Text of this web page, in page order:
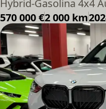
Hybrid-Gasolina 4x4
570 000 €2 000 km